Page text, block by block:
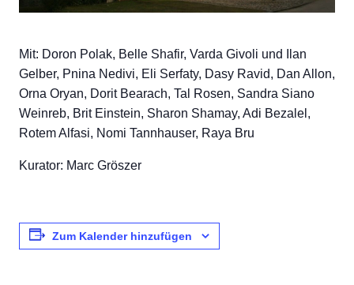
Mit: Doron Polak, Belle Shafir, Varda Givoli und Ilan
Gelber, Pnina Nedivi, Eli Serfaty, Dasy Ravid, Dan Allon,
Orna Oryan, Dorit Bearach, Tal Rosen, Sandra Siano
Weinreb, Brit Einstein, Sharon Shamay, Adi Bezalel,
Rotem Alfasi, Nomi Tannhauser, Raya Bru
Kurator: Marc Gröszer
Zum Kalender hinzufügen